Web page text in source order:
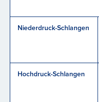
Niederdruck-Schlangen
Hochdruck-Schlangen